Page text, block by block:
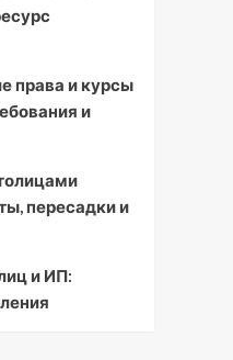
права и курсы
и
пересадки и
и ИП: